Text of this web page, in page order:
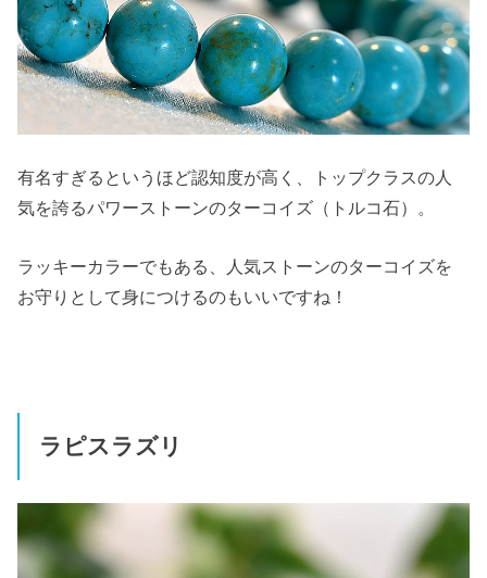
有名すぎるというほど認知度が高く、トップクラスの人
気を誇るパワーストーンのターコイズ（トルコ石）。
ラッキーカラーでもある、人気ストーンのターコイズを
お守りとして身につけるのもいいですね！
ラピスラズリ